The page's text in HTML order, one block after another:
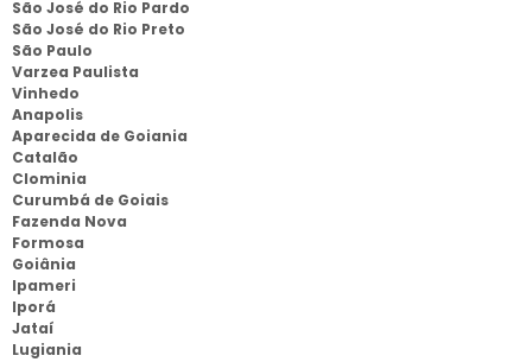
São José do Rio Pardo
São José do Rio Preto
São Paulo
Varzea Paulista
Vinhedo
Anapolis
Aparecida de Goiania
Catalão
Clominia
Curumbá de Goiais
Fazenda Nova
Formosa
Goiânia
Ipameri
Iporá
Jataí
Lugiania